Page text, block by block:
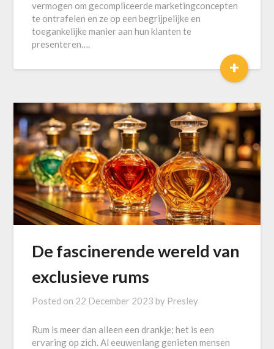
vermogen om gecompliceerde marketingconcepten
te ontrafelen en ze op een begrijpelijke en
toegankelijke manier aan hun klanten te
presenteren….
+
De fascinerende wereld van
exclusieve rums
Posted on 22 December 2023 by Presley
Rum is meer dan alleen een drankje; het is een
ervaring op zich. Al eeuwenlang genieten mensen